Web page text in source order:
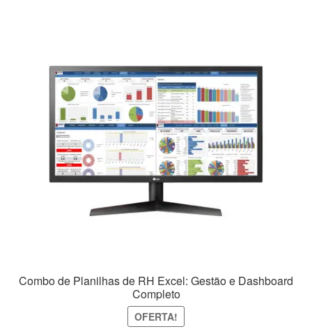
Combo de Planilhas de RH Excel: Gestão e Dashboard
Completo
OFERTA!